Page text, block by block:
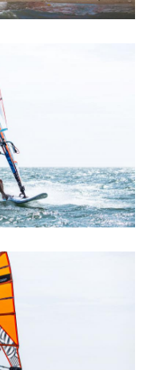
и винг фойла
и SUP
Foil